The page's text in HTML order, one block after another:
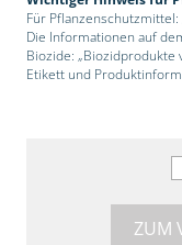
Für
Die Informationen auf
Biozide:
Etikett und
ZUM